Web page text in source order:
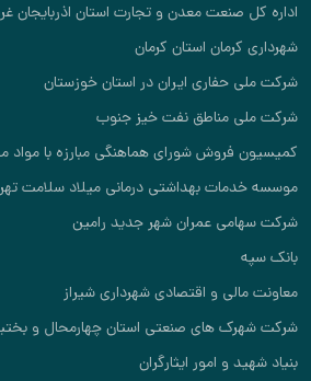
اداره کل صنعت معدن و تجارت استان اذربایجان
شهرداری کرمان استان کرمان
شرکت ملی حفاری ایران در استان خوزستان
شرکت ملی مناطق نفت خیز جنوب
کمیسیون فروش شورای هماهنگی مبارزه با مواد
موسسه خدمات بهداشتی درمانی میلاد سلامت
شرکت سهامی عمران شهر جدید رامین
بانک سپه
معاونت مالی و اقتصادی شهرداری شیراز
شرکت شهرک های صنعتی استان چهارمحال و
بنیاد شهید و امور ایثارگران